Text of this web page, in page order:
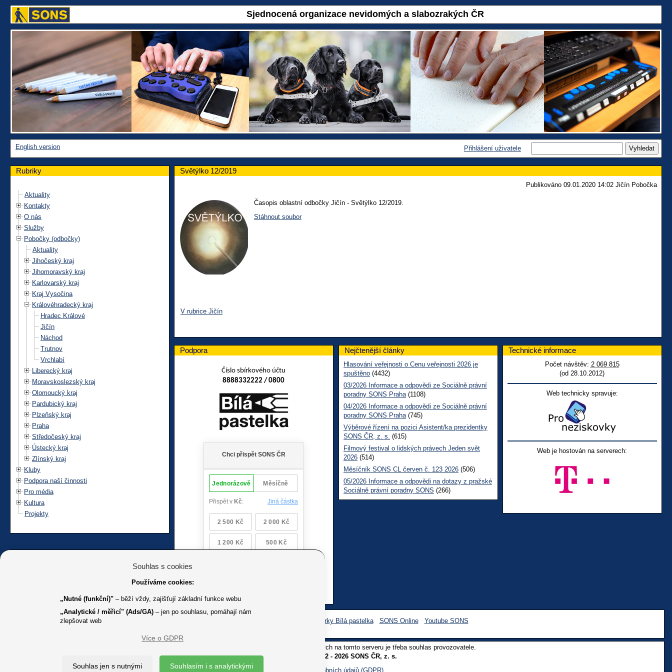
Sjednocená organizace nevidomých a slabozrakých ČR
English version Přihlášení uživatele
Rubriky
Aktuality
Kontakty
O nás
Služby
Pobočky (odbočky)
Aktuality
Jihočeský kraj
Jihomoravský kraj
Karlovarský kraj
Kraj Vysočina
Královéhradecký kraj
Hradec Králové
Jičín
Náchod
Trutnov
Vrchlabí
Liberecký kraj
Moravskoslezský kraj
Olomoucký kraj
Pardubický kraj
Plzeňský kraj
Praha
Středočeský kraj
Ústecký kraj
Zlínský kraj
Kluby
Podpora naší činnosti
Pro média
Kultura
Projekty
Světýlko 12/2019
Publikováno 09.01.2020 14:02 Jičín Pobočka
Časopis oblastní odbočky Jičín - Světýlko 12/2019.
Stáhnout soubor
V rubrice Jičín
Podpora
Číslo sbírkového účtu
8888332222 / 0800
Nejčtenější články
Hlasování veřejnosti o Cenu veřejnosti 2026 je
spuštěno (4432)
03/2026 Informace a odpovědi ze Sociálně právní
poradny SONS Praha (1108)
04/2026 Informace a odpovědi ze Sociálně právní
poradny SONS Praha (745)
Výběrové řízení na pozici Asistent/ka prezidentky
SONS ČR, z. s. (615)
Filmový festival o lidských právech Jeden svět
2026 (514)
Měsíčník SONS CL červen č. 123 2026 (506)
05/2026 Informace a odpovědi na dotazy z pražské
Sociálně právní poradny SONS (266)
Technické informace
Počet návštěv: 2 069 815
(od 28.10.2012)
Web technicky spravuje:
Web je hostován na serverech:
Facebook sbírky Bílá pastelka SONS Online Youtube SONS
K jakémukoliv užití textů a obrázků uvedených na tomto serveru je třeba souhlas provozovatele.
Copyright © 2012 - 2026 SONS ČR, z. s.
Ochrana osobních údajů (GDPR)
Souhlas s cookies
Používáme cookies:
„Nutné (funkční)" – běží vždy, zajišťují základní funkce webu
„Analytické / měřicí" (Ads/GA) – jen po souhlasu, pomáhají nám
zlepšovat web
Více o GDPR
Souhlas jen s nutnými Souhlasím i s analytickými